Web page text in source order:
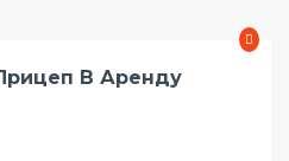
В Аренду